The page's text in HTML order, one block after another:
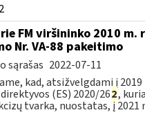
FM viršininko 2010 m.
Nr. VA-88 pakeitimo
sąrašas 2022-07-11
kad, atsižvelgdami į 2019
(ES) 2020/262,
tvarka, nuostatas, į 2021